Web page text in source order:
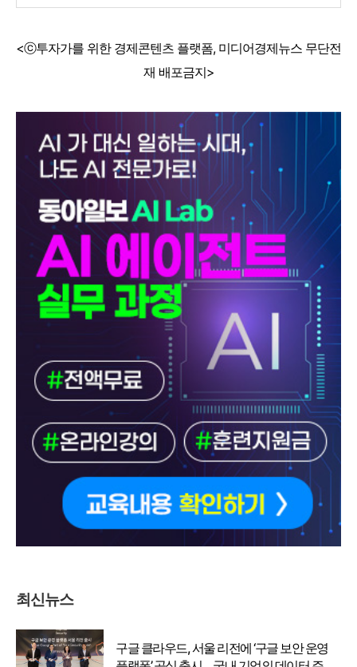
<ⓒ투자가를 위한 경제콘텐츠 플랫폼, 미디어경제뉴스 무단전
재 배포금지>
최신뉴스
구글 클라우드, 서울 리전에 ‘구글 보안 운영